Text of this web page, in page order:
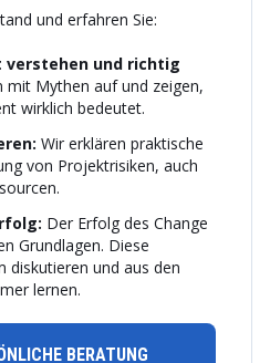
und erfahren Sie:
verstehen und richtig
mit Mythen auf und zeigen,
wirklich bedeutet.
Wir erklären praktische
von Projektrisiken, auch
Der Erfolg des Change
Grundlagen. Diese
diskutieren und aus den
lernen.
BERATUNG